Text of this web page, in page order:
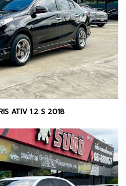
ATIV 1.2 S 2018